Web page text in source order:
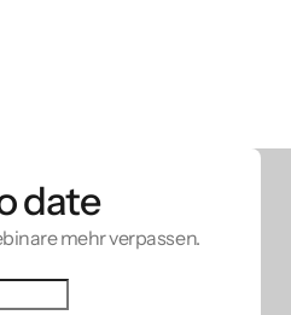
date
mehr verpassen.